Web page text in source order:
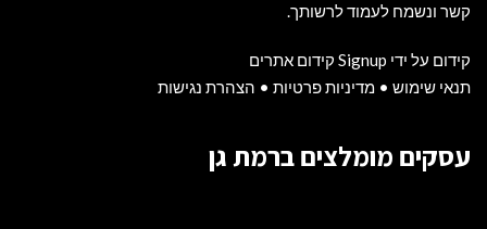
קשר ונשמח לעמוד לרשותך.
קידום על ידי Signup קידום אתרים
תנאי שימוש • מדיניות פרטיות • הצהרת נגישות
עסקים מומלצים ברמת גן